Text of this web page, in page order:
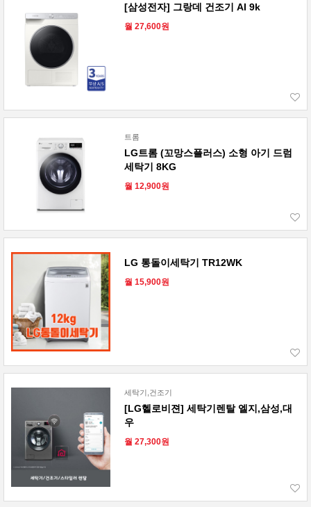
[삼성전자] 그랑데 건조기 AI 9k
월 27,600원
트롬
LG트롬 (꼬망스플러스) 소형 아기 드럼
세탁기 8KG
월 12,900원
LG 통돌이세탁기 TR12WK
월 15,900원
세탁기,건조기
[LG헬로비젼] 세탁기렌탈 엘지,삼성,대
우
월 27,300원